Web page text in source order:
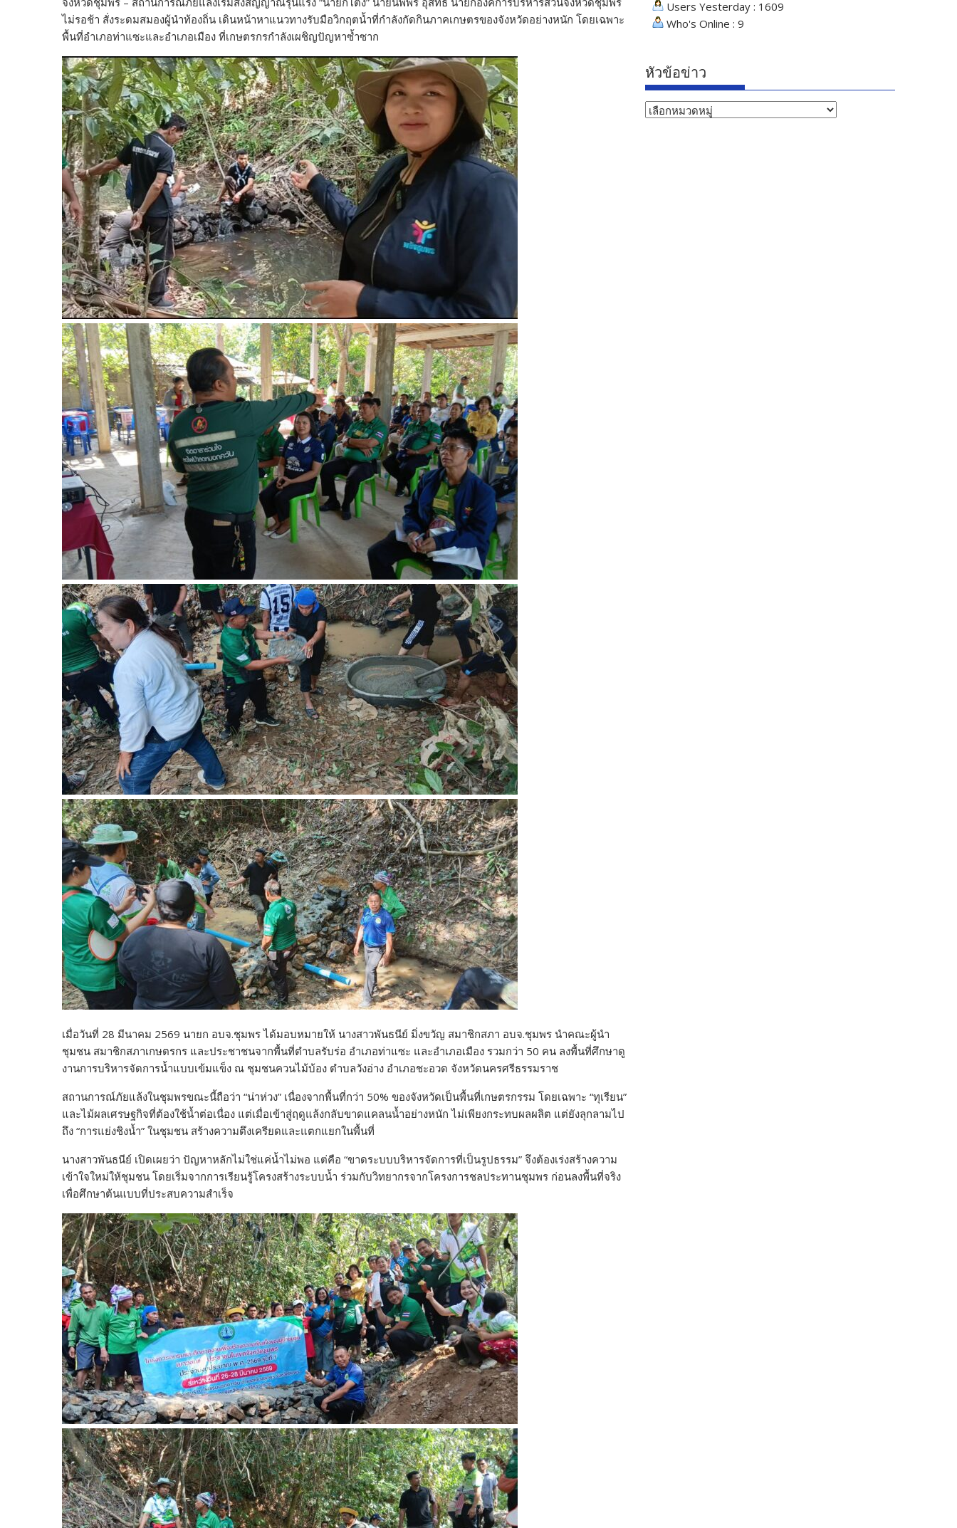
ไม่รอช้า สั่งระดมสมองผู้นำท้องถิ่น เดินหน้าหาแนวทางรับมือวิกฤตน้ำที่กำลังกัดกินภาคเกษตรของจังหวัดอย่างหนัก โดยเฉพาะ
พื้นที่อำเภอท่าแซะและอำเภอเมือง ที่เกษตรกรกำลังเผชิญปัญหาซ้ำซาก
เมื่อวันที่ 28 มีนาคม 2569 นายก อบจ.ชุมพร ได้มอบหมายให้ นางสาวพันธนีย์ มิ่งขวัญ สมาชิกสภา อบจ.ชุมพร นำคณะผู้นำ
ชุมชน สมาชิกสภาเกษตรกร และประชาชนจากพื้นที่ตำบลรับร่อ อำเภอท่าแซะ และอำเภอเมือง รวมกว่า 50 คน ลงพื้นที่ศึกษาดู
งานการบริหารจัดการน้ำแบบเข้มแข็ง ณ ชุมชนควนไม้บ้อง ตำบลวังอ่าง อำเภอชะอวด จังหวัดนครศรีธรรมราช
สถานการณ์ภัยแล้งในชุมพรขณะนี้ถือว่า “น่าห่วง” เนื่องจากพื้นที่กว่า 50% ของจังหวัดเป็นพื้นที่เกษตรกรรม โดยเฉพาะ “ทุเรียน”
และไม้ผลเศรษฐกิจที่ต้องใช้น้ำต่อเนื่อง แต่เมื่อเข้าสู่ฤดูแล้งกลับขาดแคลนน้ำอย่างหนัก ไม่เพียงกระทบผลผลิต แต่ยังลุกลามไป
ถึง “การแย่งชิงน้ำ” ในชุมชน สร้างความตึงเครียดและแตกแยกในพื้นที่
นางสาวพันธนีย์ เปิดเผยว่า ปัญหาหลักไม่ใช่แค่น้ำไม่พอ แต่คือ “ขาดระบบบริหารจัดการที่เป็นรูปธรรม” จึงต้องเร่งสร้างความ
เข้าใจใหม่ให้ชุมชน โดยเริ่มจากการเรียนรู้โครงสร้างระบบน้ำ ร่วมกับวิทยากรจากโครงการชลประทานชุมพร ก่อนลงพื้นที่จริง
เพื่อศึกษาต้นแบบที่ประสบความสำเร็จ
Users Yesterday : 1609
Who's Online : 9
หัวข้อข่าว
หัวข้อ